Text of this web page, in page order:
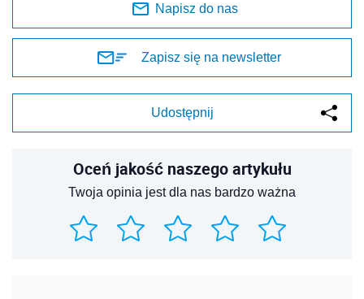
Napisz do nas
Zapisz się na newsletter
Udostępnij
Oceń jakość naszego artykułu
Twoja opinia jest dla nas bardzo ważna